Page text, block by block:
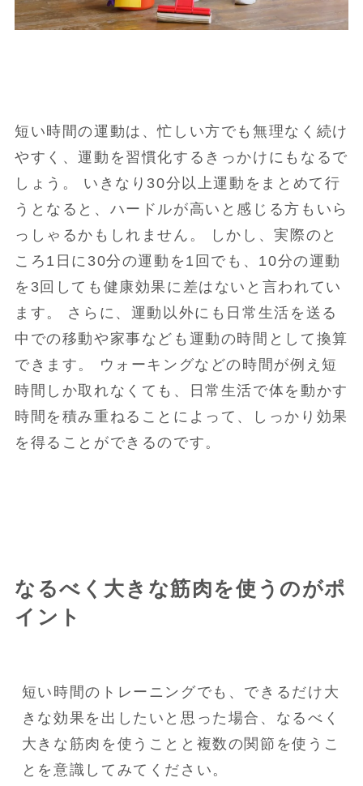
短い時間の運動は、忙しい方でも無理なく続け
やすく、運動を習慣化するきっかけにもなるで
しょう。 いきなり30分以上運動をまとめて行
うとなると、ハードルが高いと感じる方もいら
っしゃるかもしれません。 しかし、実際のと
ころ1日に30分の運動を1回でも、10分の運動
を3回しても健康効果に差はないと言われてい
ます。 さらに、運動以外にも日常生活を送る
中での移動や家事なども運動の時間として換算
できます。 ウォーキングなどの時間が例え短
時間しか取れなくても、日常生活で体を動かす
時間を積み重ねることによって、しっかり効果
を得ることができるのです。
なるべく大きな筋肉を使うのがポ
イント
短い時間のトレーニングでも、できるだけ大
きな効果を出したいと思った場合、なるべく
大きな筋肉を使うことと複数の関節を使うこ
とを意識してみてください。